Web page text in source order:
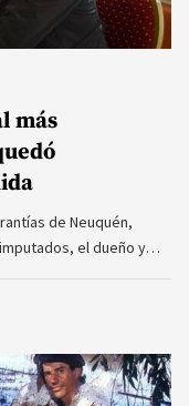
más
de Neuquén,
el dueño y…